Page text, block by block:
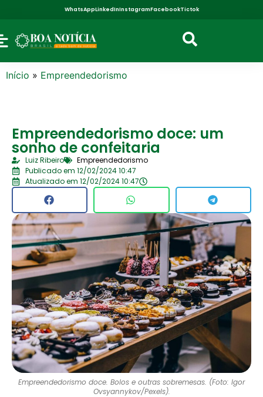
WhatsAppLinkedInInstagramFacebookTictok
Início » Empreendedorismo
Empreendedorismo doce: um
sonho de confeitaria
Luiz Ribeiro
Empreendedorismo
Publicado em 12/02/2024 10:47
Atualizado em 12/02/2024 10:47
Empreendedorismo doce. Bolos e outras sobremesas. (Foto: Igor
Ovsyannykov/Pexels).